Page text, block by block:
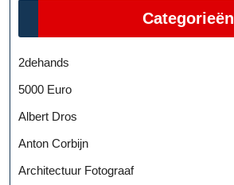
Categorieën
2dehands
5000 Euro
Albert Dros
Anton Corbijn
Architectuur Fotograaf